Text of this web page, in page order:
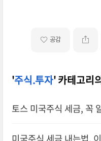
공감
'주식.투자' 카테고리
토스 미국주식 세금, 꼭